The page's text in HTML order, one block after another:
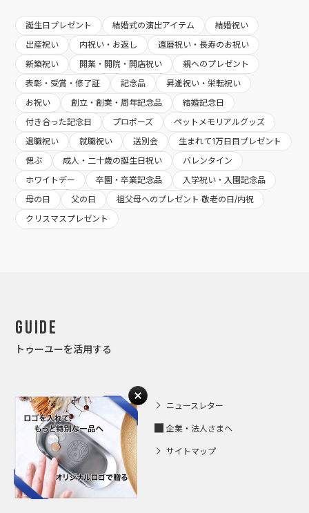
誕生日プレゼント 結婚式の演出アイテム
結婚祝い
出産祝い
内祝い・お返し
還暦祝い・長寿のお祝い
新築祝い
開業・開院・開店祝い
親へのプレゼント
表彰・受賞・修了証
記念品
昇進祝い・栄転祝い
お祝い
創立・創業・周年記念品
結婚記念日
付き合った記念日
プロポーズ
ペットメモリアルグッズ
退職祝い
就職祝い 送別会
生まれて1万日目プレゼント
偲ぶ
成人・二十歳の誕生日祝い
バレンタイン
ホワイトデー
卒園・卒業記念品
入学祝い・入園記念品
母の日
父の日
祖父母へのプレゼント 敬老の日/内祝
クリスマスプレゼント
Guide
トゥーユーを活用する
人気ランキング ニュースレター
お客さまの声 企業・法人さまへ
マナー Ｑ＆Ａ サイトマップ